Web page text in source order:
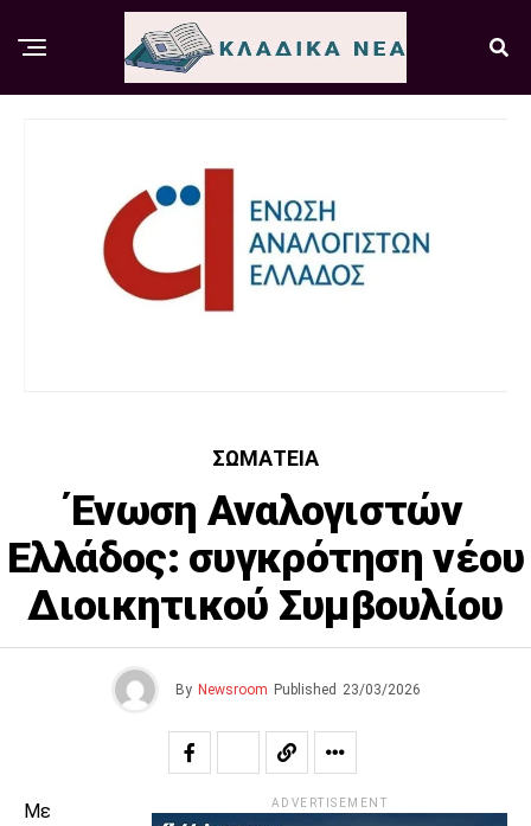
ΣΩΜΑΤΕΊΑ
Ένωση Αναλογιστών
Ελλάδος: συγκρότηση νέου
Διοικητικού Συμβουλίου
By Newsroom Published 23/03/2026
Με
ADVERTISEMENT